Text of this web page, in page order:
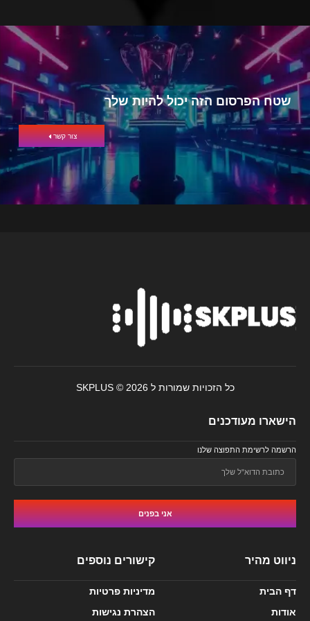
שטח הפרסום הזה יכול להיות שלך
צור קשר
הישארו מעודכנים
הרשמה לרשימת התפוצה שלנו
אני בפנים
ניווט מהיר
דף הבית
אודות
קישורים נוספים
מדיניות פרטיות
הצהרת נגישות
כל הזכויות שמורות ל SKPLUS © 2026